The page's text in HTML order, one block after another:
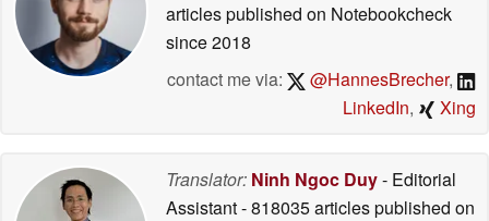
articles published on Notebookcheck
since 2018
contact me via:
@HannesBrecher,
LinkedIn, Xing
Translator: Ninh Ngoc Duy- Editorial
Assistant- 818035 articles published on